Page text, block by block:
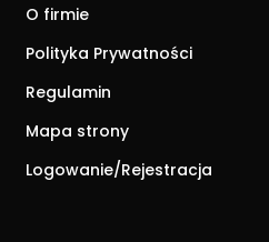
O firmie
Polityka Prywatności
Regulamin
Mapa strony
Logowanie/Rejestracja